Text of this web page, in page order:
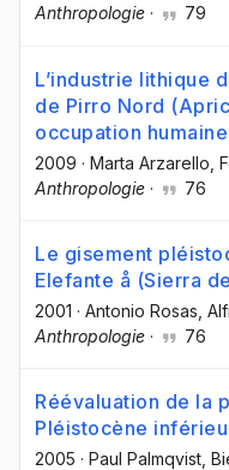
Anthropologie · 79
L’industrie lithique
de Pirro Nord
occupation
2009 · Marta Arzarello ,
Anthropologie · 76
Le gisement
Elefante å (Sierra
2001 · Antonio Rosas ,
Anthropologie · 76
Réévaluation de la
Pléistocène
2005 · Paul Palmqvist ,